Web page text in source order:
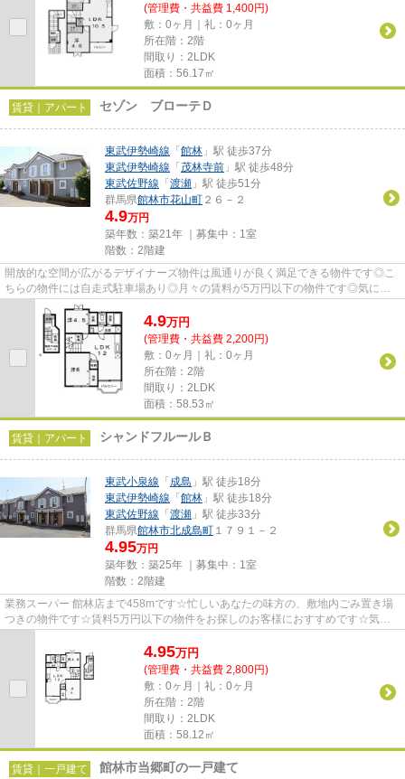
(管理費・共益費 1,400円)
敷：0ヶ月｜礼：0ヶ月
所在階：2階
間取り：2LDK
面積：56.17㎡
賃貸｜アパート セゾン ブローテＤ
東武伊勢崎線 「 館林 」駅 徒歩37分
東武伊勢崎線 「 茂林寺前 」駅 徒歩48分
東武佐野線 「 渡瀬 」駅 徒歩51分
群馬県館林市花山町 ２６－２
4.9万円
築年数：築21年 ｜募集中： 1室
階数：2階建
開放的な空間が広がるデザイナーズ物件は風通りが良く満足できる物件です◎こ
ちらの物件には自走式駐車場あり◎月々の賃料が5万円以下の物件です◎気にな
るイチオシ物件情報：「セゾン ...
4.9万円
(管理費・共益費 2,200円)
敷：0ヶ月｜礼：0ヶ月
所在階：2階
間取り：2LDK
面積：58.53㎡
賃貸｜アパート シャンドフルールＢ
東武小泉線 「 成島 」駅 徒歩18分
東武伊勢崎線 「 館林 」駅 徒歩18分
東武佐野線 「 渡瀬 」駅 徒歩33分
群馬県館林市北成島町 １７９１－２
4.95万円
築年数：築25年 ｜募集中： 1室
階数：2階建
業務スーパー 館林店まで458mです☆忙しいあなたの味方の、敷地内ごみ置き場
つきの物件です☆賃料5万円以下の物件をお探しのお客様におすすめです☆気に
4.95万円
(管理費・共益費 2,800円)
敷：0ヶ月｜礼：0ヶ月
所在階：2階
間取り：2LDK
面積：58.12㎡
賃貸｜一戸建て 館林市当郷町の一戸建て